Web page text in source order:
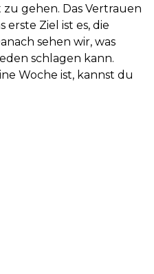
gehen. Das Vertrauen
erste Ziel ist es, die
sehen wir, was
schlagen kann.
Woche ist, kannst du